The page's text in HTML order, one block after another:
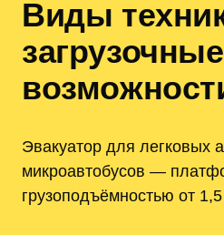
Виды
загрузочные
Эвакуатор для легковых
микроавтобусов —
грузоподъёмностью от 1,5